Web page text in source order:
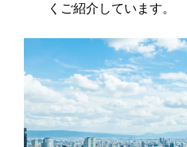
くご紹介しています。